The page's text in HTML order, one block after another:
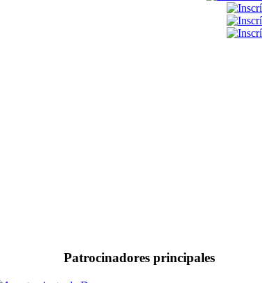
Patrocinadores principales